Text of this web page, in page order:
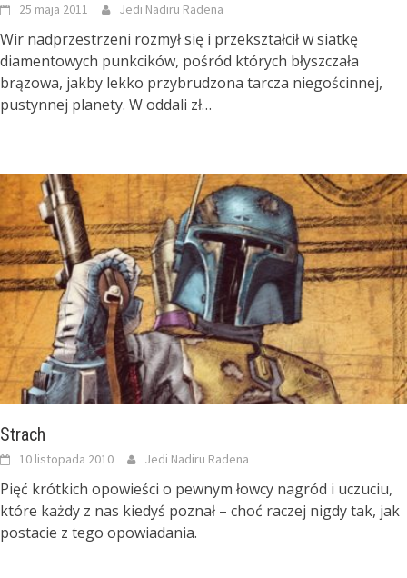
25 maja 2011 Jedi Nadiru Radena
Wir nadprzestrzeni rozmył się i przekształcił w siatkę
diamentowych punkcików, pośród których błyszczała
brązowa, jakby lekko przybrudzona tarcza niegościnnej,
pustynnej planety. W oddali zł…
Strach
10 listopada 2010 Jedi Nadiru Radena
Pięć krótkich opowieści o pewnym łowcy nagród i uczuciu,
które każdy z nas kiedyś poznał – choć raczej nigdy tak, jak
postacie z tego opowiadania.